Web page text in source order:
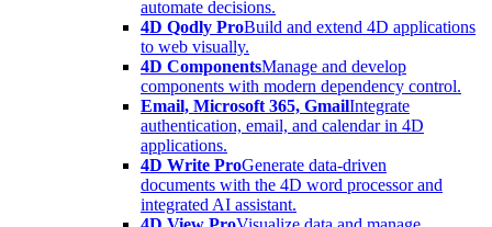
automate decisions.
4D Qodly ProBuild and extend 4D applications
to web visually.
4D ComponentsManage and develop
components with modern dependency control.
Email, Microsoft 365, GmailIntegrate
authentication, email, and calendar in 4D
applications.
4D Write ProGenerate data-driven
documents with the 4D word processor and
integrated AI assistant.